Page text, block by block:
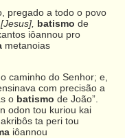
pregado a todo o povo
[Jesus], batismo de
iôannou pro
metanoias
caminho do Senhor; e,
com precisão a
o batismo de João”.
odon tou kuriou kai
ta peri tou
iôannou